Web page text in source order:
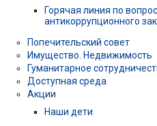
Горячая линия по
антикоррупционного
Попечительский совет
Имущество. Недвижимость
Гуманитарное
Доступная среда
Акции
Наши дети